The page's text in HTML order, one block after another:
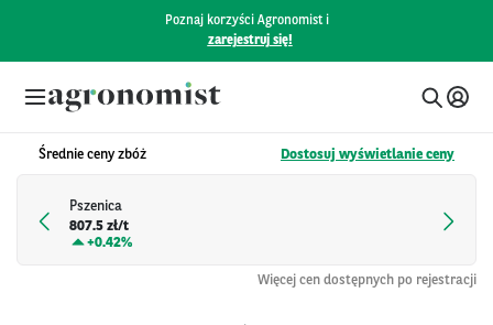
Poznaj korzyści Agronomist i
zarejestruj się!
Średnie ceny zbóż Dostosuj wyświetlanie ceny
Pszenica
807.5 zł/t
+0.42%
Więcej cen dostępnych po rejestracji